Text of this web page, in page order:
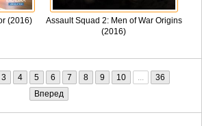
(2016)
Assault Squad 2: Men of War Origins
(2016)
3 4 5 6 7 8 9 10
36
Вперед